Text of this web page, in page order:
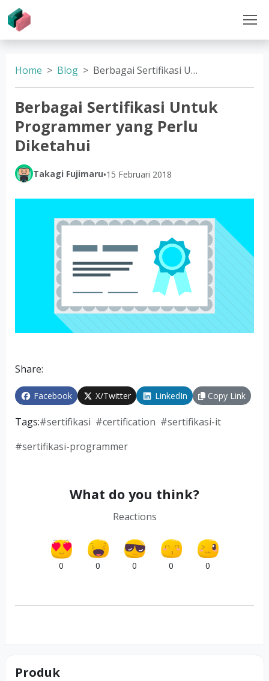
Home Blog Berbagai Sertifikasi Untuk Programmer yang Perlu Diketahui
Berbagai Sertifikasi Untuk
Programmer yang Perlu
Diketahui
Takagi Fujimaru•15 Februari 2018
Share:
Facebook X/Twitter LinkedIn Copy Link
Tags:#sertifikasi #certification #sertifikasi-it
#sertifikasi-programmer
What do you think?
Reactions
0 0 0 0 0
Produk